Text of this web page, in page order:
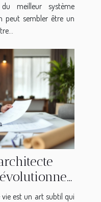
meilleur système
peut sembler être un
de vie
est un art subtil qui